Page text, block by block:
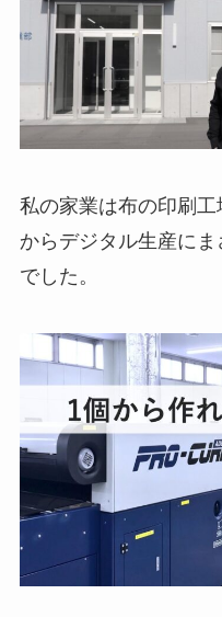
私の家業は布の印刷
からデジタル生産に
でした。